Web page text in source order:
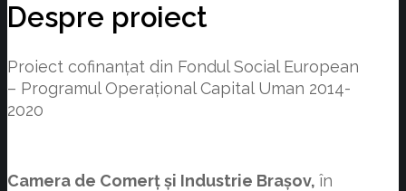
Despre proiect
Proiect cofinanţat din Fondul Social European
– Programul Operațional Capital Uman 2014-
2020
Camera de Comerț și Industrie Brașov, în